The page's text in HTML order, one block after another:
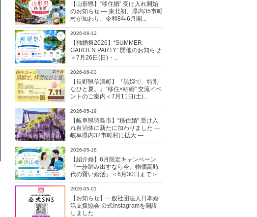
【山形県】“移住婚” 受け入れ開始
のお知らせ ― 東北初、県内35市町
村が加わり、令和8年6月開...
2026-06-12
【独婚祭2026】“SUMMER
GARDEN PARTY” 開催のお知らせ
＜7月26日(日)・...
2026-06-03
【長野県信濃町】『黒姫で、特別
なひと夏。』“移住×結婚” 交流イベ
ントのご案内＜7月11日(土)...
2026-05-19
【岐阜県羽島市】“移住婚” 受け入
れ自治体に新たに加わりました ―
岐阜県内32市町村に拡大 ―
2026-05-18
【紹介婚】6月限定キャンペーン
『一歩踏み出すなら今。物価高時
代の賢い婚活』＜6月30日まで＞
2026-05-01
【お知らせ】一般社団法人日本婚
活支援協会 公式Instagramを開設
しました